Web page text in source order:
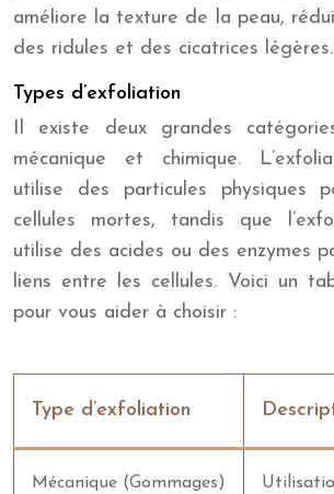
améliore la texture de la peau,
des ridules et des cicatrices légères.
Types d’exfoliation
Il existe deux grandes
mécanique et chimique.
utilise des particules physiques
cellules mortes, tandis que
utilise des acides ou des enzymes
liens entre les cellules. Voici un
pour vous aider à choisir :
Type d’exfoliation
Mécanique (Gommages)